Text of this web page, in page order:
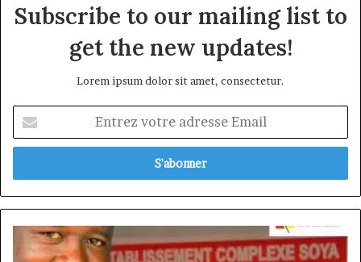
Subscribe to our mailing list to
get the new updates!
Lorem ipsum dolor sit amet, consectetur.
votre
adresse
MOHAMAN
Abdou